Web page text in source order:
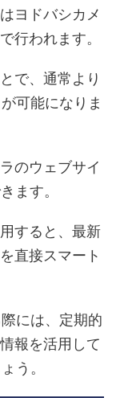
ヨドバシカメ
行われます。
で、通常より
可能になりま
のウェブサイ
ます。
すると、最新
直接スマート
には、定期的
報を活用して
う。